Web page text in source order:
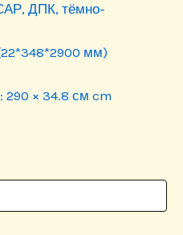
ДПК, тёмно-
мм)
290 × 34.8 см cm